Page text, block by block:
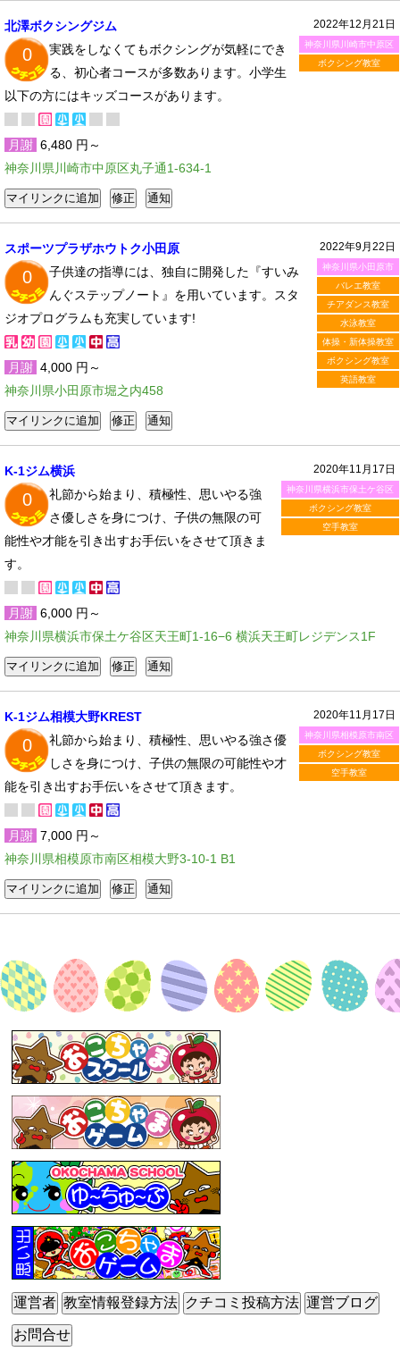
2022年12月21日
神奈川県川崎市中原区
ボクシング教室
北澤ボクシングジム
0
実践をしなくてもボクシングが気軽にでき
る、初心者コースが多数あります。小学生
以下の方にはキッズコースがあります。
月謝 6,480 円～
神奈川県川崎市中原区丸子通1-634-1
2022年9月22日
神奈川県小田原市
バレエ教室
チアダンス教室
水泳教室
体操・新体操教室
ボクシング教室
英語教室
スポーツプラザホウトク小田原
0
子供達の指導には、独自に開発した『すいみ
んぐステップノート』を用いています。スタ
ジオプログラムも充実しています!
月謝 4,000 円～
神奈川県小田原市堀之内458
2020年11月17日
神奈川県横浜市保土ケ谷区
ボクシング教室
空手教室
K-1ジム横浜
0
礼節から始まり、積極性、思いやる強
さ優しさを身につけ、子供の無限の可
能性や才能を引き出すお手伝いをさせて頂きま
す。
月謝 6,000 円～
神奈川県横浜市保土ケ谷区天王町1-16−6 横浜天王町レジデンス1F
2020年11月17日
神奈川県相模原市南区
ボクシング教室
空手教室
K-1ジム相模大野KREST
0
礼節から始まり、積極性、思いやる強さ優
しさを身につけ、子供の無限の可能性や才
能を引き出すお手伝いをさせて頂きます。
月謝 7,000 円～
神奈川県相模原市南区相模大野3-10-1 B1